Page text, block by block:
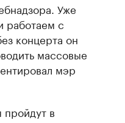
Уже
работаем с
концерта он
массовые
мэр
в